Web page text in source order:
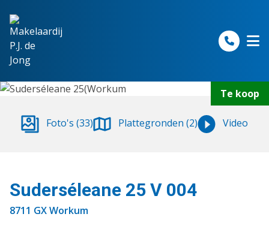
Te koop
Foto's (33) Plattegronden (2) Video
Suderséleane 25 V 004
8711 GX Workum